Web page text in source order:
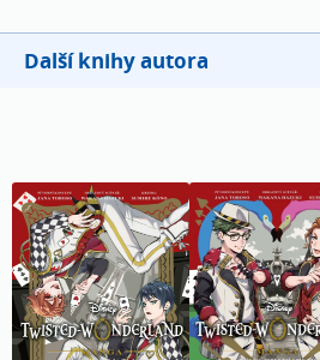
Další knihy autora